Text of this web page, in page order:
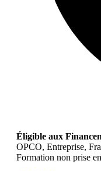
Éligible aux
OPCO, Entreprise,
Formation non prise